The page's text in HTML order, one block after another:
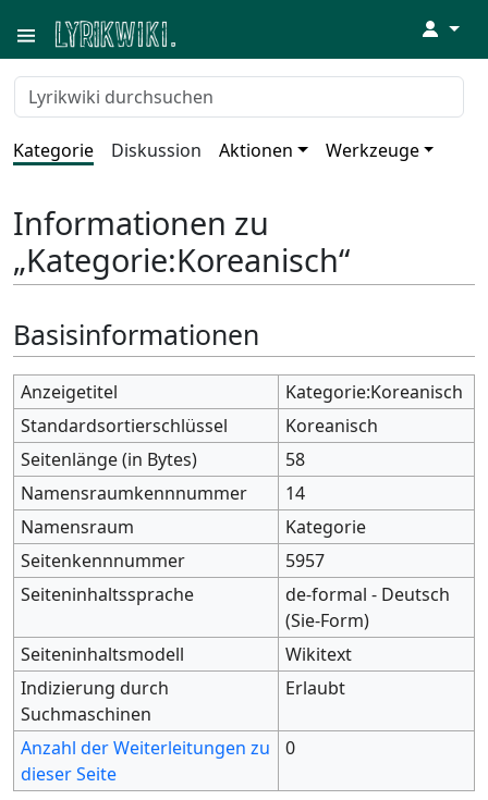
↓
Kategorie Diskussion Aktionen Werkzeuge
Informationen zu
„Kategorie:Koreanisch“
Basisinformationen
Anzeigetitel
Kategorie:Koreanisch
Standardsortierschlüssel
Koreanisch
Seitenlänge (in Bytes)
58
Namensraumkennnummer
14
Namensraum
Kategorie
Seitenkennnummer
5957
Seiteninhaltssprache
de-formal - Deutsch
(Sie-Form)
Seiteninhaltsmodell
Wikitext
Indizierung durch
Suchmaschinen
Erlaubt
Anzahl der Weiterleitungen zu
dieser Seite
0